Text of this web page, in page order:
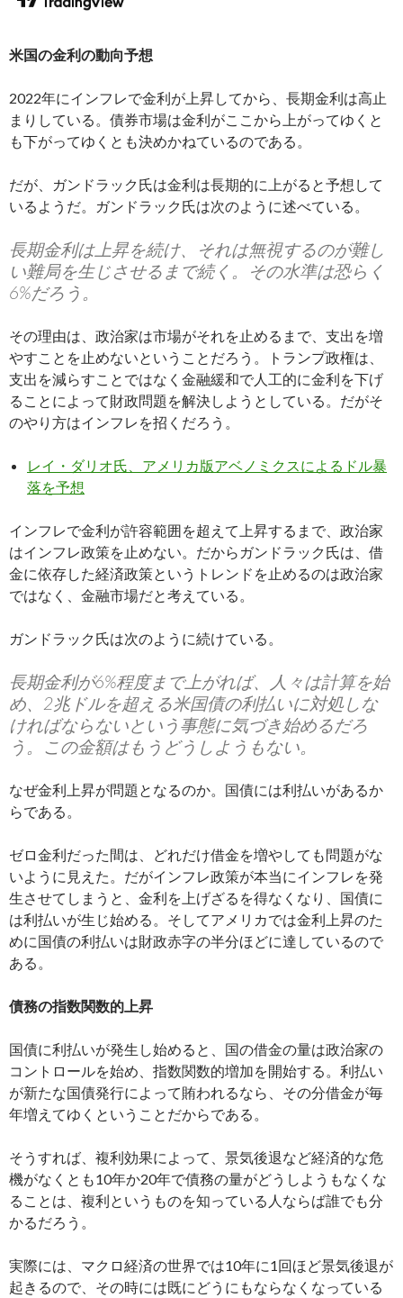
米国の金利の動向予想
2022年にインフレで金利が上昇してから、長期金利は高止
まりしている。債券市場は金利がここから上がってゆくと
も下がってゆくとも決めかねているのである。
だが、ガンドラック氏は金利は長期的に上がると予想して
いるようだ。ガンドラック氏は次のように述べている。
長期金利は上昇を続け、それは無視するのが難し
い難局を生じさせるまで続く。その水準は恐らく
6%だろう。
その理由は、政治家は市場がそれを止めるまで、支出を増
やすことを止めないということだろう。トランプ政権は、
支出を減らすことではなく金融緩和で人工的に金利を下げ
ることによって財政問題を解決しようとしている。だがそ
のやり方はインフレを招くだろう。
レイ・ダリオ氏、アメリカ版アベノミクスによるドル暴
落を予想
インフレで金利が許容範囲を超えて上昇するまで、政治家
はインフレ政策を止めない。だからガンドラック氏は、借
金に依存した経済政策というトレンドを止めるのは政治家
ではなく、金融市場だと考えている。
ガンドラック氏は次のように続けている。
長期金利が6%程度まで上がれば、人々は計算を始
め、2兆ドルを超える米国債の利払いに対処しな
ければならないという事態に気づき始めるだろ
う。この金額はもうどうしようもない。
なぜ金利上昇が問題となるのか。国債には利払いがあるか
らである。
ゼロ金利だった間は、どれだけ借金を増やしても問題がな
いように見えた。だがインフレ政策が本当にインフレを発
生させてしまうと、金利を上げざるを得なくなり、国債に
は利払いが生じ始める。そしてアメリカでは金利上昇のた
めに国債の利払いは財政赤字の半分ほどに達しているので
ある。
債務の指数関数的上昇
国債に利払いが発生し始めると、国の借金の量は政治家の
コントロールを始め、指数関数的増加を開始する。利払い
が新たな国債発行によって賄われるなら、その分借金が毎
年増えてゆくということだからである。
そうすれば、複利効果によって、景気後退など経済的な危
機がなくとも10年か20年で債務の量がどうしようもなくな
ることは、複利というものを知っている人ならば誰でも分
かるだろう。
実際には、マクロ経済の世界では10年に1回ほど景気後退が
起きるので、その時には既にどうにもならなくなっている